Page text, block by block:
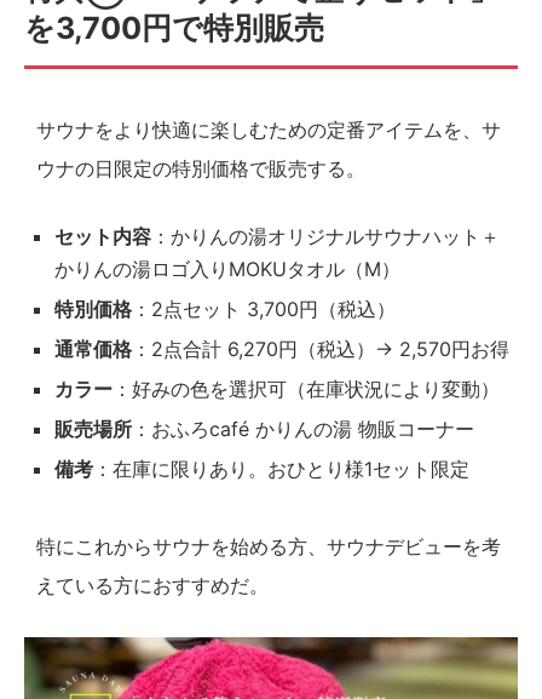
を3,700円で特別販売
サウナをより快適に楽しむための定番アイテムを、サ
ウナの日限定の特別価格で販売する。
セット内容 ：かりんの湯オリジナルサウナハット＋
かりんの湯ロゴ入りMOKUタオル（M）
特別価格 ：2点セット 3,700円（税込）
通常価格 ：2点合計 6,270円（税込）→ 2,570円お得
カラー ：好みの色を選択可（在庫状況により変動）
販売場所 ：おふろcafé かりんの湯 物販コーナー
備考 ：在庫に限りあり。おひとり様1セット限定
特にこれからサウナを始める方、サウナデビューを考
えている方におすすめだ。